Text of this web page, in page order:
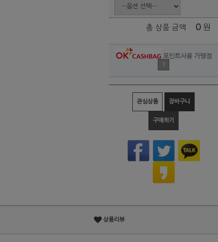
총 상품 금액 0 원
포인트사용 가맹점
?
관심상품 장바구니
구매하기
상품리뷰